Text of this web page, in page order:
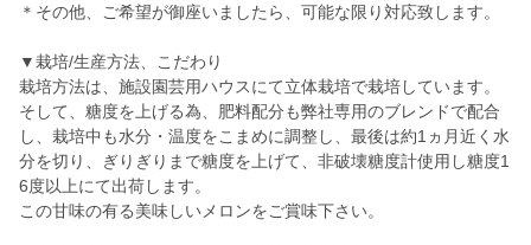
＊その他、ご希望が御座いましたら、可能な限り対応致します。
▼栽培/生産方法、こだわり
栽培方法は、施設園芸用ハウスにて立体栽培で栽培しています。
そして、糖度を上げる為、肥料配分も弊社専用のブレンドで配合
し、栽培中も水分・温度をこまめに調整し、最後は約1ヵ月近く水
分を切り、ぎりぎりまで糖度を上げて、非破壊糖度計使用し糖度1
6度以上にて出荷します。
この甘味の有る美味しいメロンをご賞味下さい。